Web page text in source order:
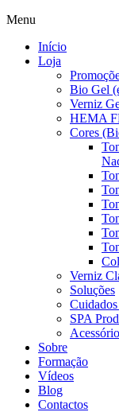
Menu
Início
Loja
Bio Gel
Verniz
HEMA
Cores
Verniz
Soluções
SPA
Sobre
Formação
Vídeos
Blog
Contactos